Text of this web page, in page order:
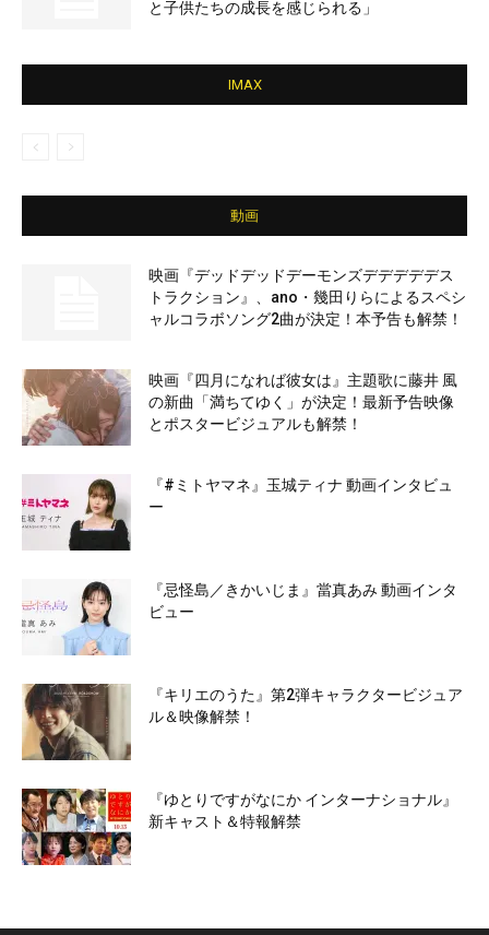
と子供たちの成長を感じられる」
IMAX
動画
映画『デッドデッドデーモンズデデデデデス
トラクション』、ano・幾田りらによるスペシ
ャルコラボソング2曲が決定！本予告も解禁！
映画『四月になれば彼女は』主題歌に藤井 風
の新曲「満ちてゆく」が決定！最新予告映像
とポスタービジュアルも解禁！
『#ミトヤマネ』玉城ティナ 動画インタビュ
ー
『忌怪島／きかいじま』當真あみ 動画インタ
ビュー
『キリエのうた』第2弾キャラクタービジュア
ル＆映像解禁！
『ゆとりですがなにか インターナショナル』
新キャスト＆特報解禁